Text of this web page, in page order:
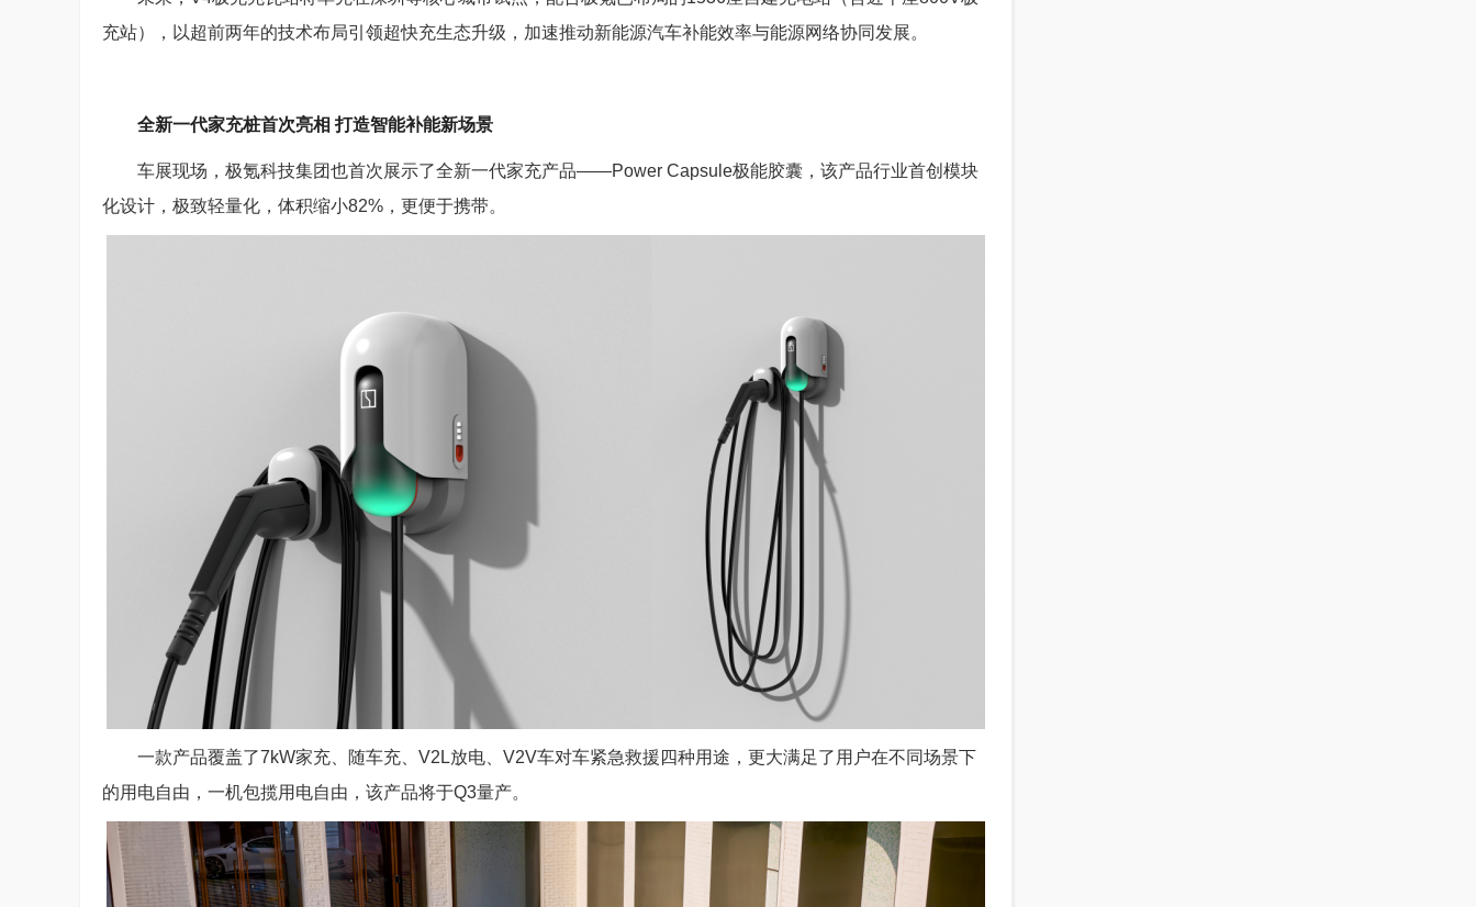
充站），以超前两年的技术布局引领超快充生态升级，加速推动新能源汽车补能效率与能源网络协同发展。
全新一代家充桩首次亮相 打造智能补能新场景
车展现场，极氪科技集团也首次展示了全新一代家充产品——Power Capsule极能胶囊，该产品行业首创模块
化设计，极致轻量化，体积缩小82%，更便于携带。
一款产品覆盖了7kW家充、随车充、V2L放电、V2V车对车紧急救援四种用途，更大满足了用户在不同场景下
的用电自由，一机包揽用电自由，该产品将于Q3量产。